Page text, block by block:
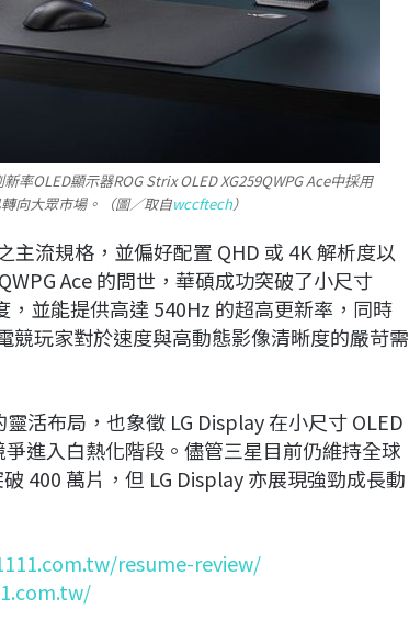
率OLED顯示器ROG Strix OLED XG259QWPG Ace中採用
向大眾市場。（圖／取自wccftech）
主流規格，並偏好配置 QHD 或 4K 解析度以
Ace 的問世，華碩成功突破了小尺寸
並能提供高達 540Hz 的超高更新率，同時
競玩家對於速度與高動態影像清晰度的嚴苛需
活布局，也象徵 LG Display 在小尺寸 OLED
進入白熱化階段。儘管三星目前仍維持全球
400 萬片，但 LG Display 亦展現強勁成長動
resume-review/